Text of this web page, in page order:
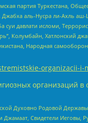
партия Туркестана,
Джабха аль-Нусра ли-Ахль
давлати исломи,
Колумбайн, Хатлонский
Народная
organizacii-i-
организаций
Духовно Родовой
Свидетели